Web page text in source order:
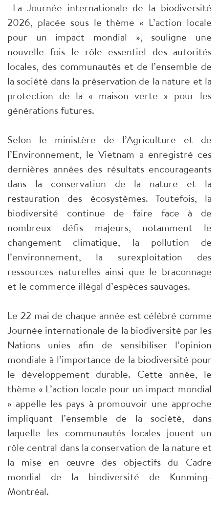
La Journée internationale de la biodiversité
2026, placée sous le thème « L’action locale
pour un impact mondial », souligne une
nouvelle fois le rôle essentiel des autorités
locales, des communautés et de l’ensemble de
la société dans la préservation de la nature et la
protection de la « maison verte » pour les
générations futures.
Selon le ministère de l’Agriculture et de
l’Environnement, le Vietnam a enregistré ces
dernières années des résultats encourageants
dans la conservation de la nature et la
restauration des écosystèmes. Toutefois, la
biodiversité continue de faire face à de
nombreux défis majeurs, notamment le
changement climatique, la pollution de
l’environnement, la surexploitation des
ressources naturelles ainsi que le braconnage
et le commerce illégal d’espèces sauvages.
Le 22 mai de chaque année est célébré comme
Journée internationale de la biodiversité par les
Nations unies afin de sensibiliser l’opinion
mondiale à l’importance de la biodiversité pour
le développement durable. Cette année, le
thème « L’action locale pour un impact mondial
» appelle les pays à promouvoir une approche
impliquant l’ensemble de la société, dans
laquelle les communautés locales jouent un
rôle central dans la conservation de la nature et
la mise en œuvre des objectifs du Cadre
mondial de la biodiversité de Kunming-
Montréal.